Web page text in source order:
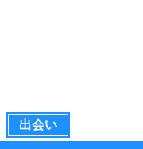
出会い